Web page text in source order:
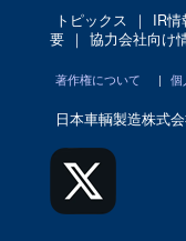
トピックス ｜ IR情
要
｜ 協力会社向け
著作権について | 個
日本車輌製造株式